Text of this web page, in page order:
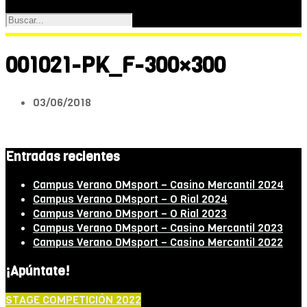
001021-PK_F-300×300
03/06/2018
Entradas recientes
Campus Verano DMsport – Casino Mercantil 2024
Campus Verano DMsport – O Rial 2024
Campus Verano DMsport – O Rial 2023
Campus Verano DMsport – Casino Mercantil 2023
Campus Verano DMsport – Casino Mercantil 2022
¡Apúntate!
STAGE COMPETICIÓN 2022